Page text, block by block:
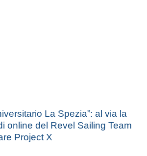
La Spezia”: al via la
online del Revel Sailing Team
Project X